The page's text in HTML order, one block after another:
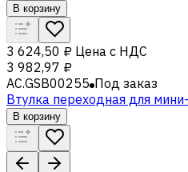
В корзину
3 624,50 ₽ Цена с НДС
3 982,97 ₽
AC.GSB00255 Под заказ
Втулка переходная для
В корзину